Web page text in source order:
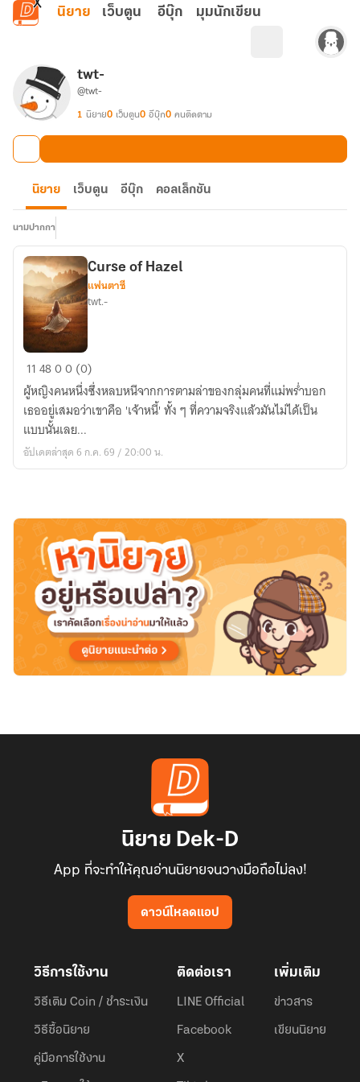
ข้ามไปยังเนื้อหาหลัก
นิยาย เว็บตูน อีบุ๊ก มุมนักเขียน
twt-
@twt-
1 นิยาย0 เว็บตูน0 อีบุ๊ก0 คนติดตาม
นิยาย เว็บตูน อีบุ๊ก คอลเล็กชัน
นามปากกา
Curse
of
Hazel
Curse of Hazel
แฟนตาซี
twt.-
114800 (0)
ผู้หญิงคนหนึ่งซึ่งหลบหนีจากการตามล่าของกลุ่มคนที่แม่พร่ำบอก
เธออยู่เสมอว่าเขาคือ 'เจ้าหนี้' ทั้ง ๆ ที่ความจริงแล้วมันไม่ได้เป็น
แบบนั้นเลย...
อัปเดตล่าสุด 6 ก.ค. 69 / 20:00 น.
นิยาย Dek-D
App ที่จะทำให้คุณอ่านนิยายจนวางมือถือไม่ลง!
ดาวน์โหลดแอป
วิธีการใช้งาน
วิธีเติม Coin / ชำระเงิน
วิธีซื้อนิยาย
คู่มือการใช้งาน
ติดต่อเรา
LINE Official
Facebook
X
เพิ่มเติม
ข่าวสาร
เขียนนิยาย